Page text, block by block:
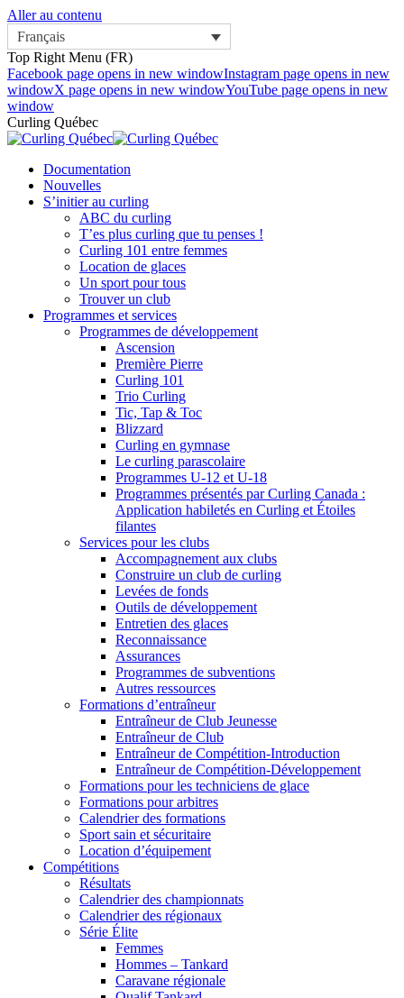
Aller au contenu
Français
Top Right Menu (FR)
Facebook page opens in new windowInstagram page opens in new
windowX page opens in new windowYouTube page opens in new
window
Curling Québec
Documentation
Nouvelles
S’initier au curling
ABC du curling
T’es plus curling que tu penses !
Curling 101 entre femmes
Location de glaces
Un sport pour tous
Trouver un club
Programmes et services
Programmes de développement
Ascension
Première Pierre
Curling 101
Trio Curling
Tic, Tap & Toc
Blizzard
Curling en gymnase
Le curling parascolaire
Programmes U-12 et U-18
Programmes présentés par Curling Canada :
Application habiletés en Curling et Étoiles
filantes
Services pour les clubs
Accompagnement aux clubs
Construire un club de curling
Levées de fonds
Outils de développement
Entretien des glaces
Reconnaissance
Assurances
Programmes de subventions
Autres ressources
Formations d’entraîneur
Entraîneur de Club Jeunesse
Entraîneur de Club
Entraîneur de Compétition-Introduction
Entraîneur de Compétition-Développement
Formations pour les techniciens de glace
Formations pour arbitres
Calendrier des formations
Sport sain et sécuritaire
Location d’équipement
Compétitions
Résultats
Calendrier des championnats
Calendrier des régionaux
Série Élite
Femmes
Hommes – Tankard
Caravane régionale